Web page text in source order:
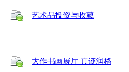
艺术品投资与收藏
大作书画展厅 真迹润格